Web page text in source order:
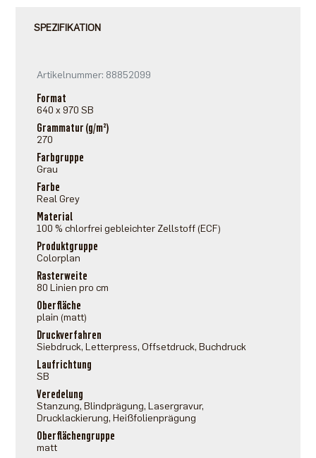
SPEZIFIKATION
Artikelnummer: 88852099
Format
640 x 970 SB
Grammatur (g/m²)
270
Farbgruppe
Grau
Farbe
Real Grey
Material
100 % chlorfrei gebleichter Zellstoff (ECF)
Produktgruppe
Colorplan
Rasterweite
80 Linien pro cm
Oberfläche
plain (matt)
Druckverfahren
Siebdruck, Letterpress, Offsetdruck, Buchdruck
Laufrichtung
SB
Veredelung
Stanzung, Blindprägung, Lasergravur,
Drucklackierung, Heißfolienprägung
Oberflächengruppe
matt